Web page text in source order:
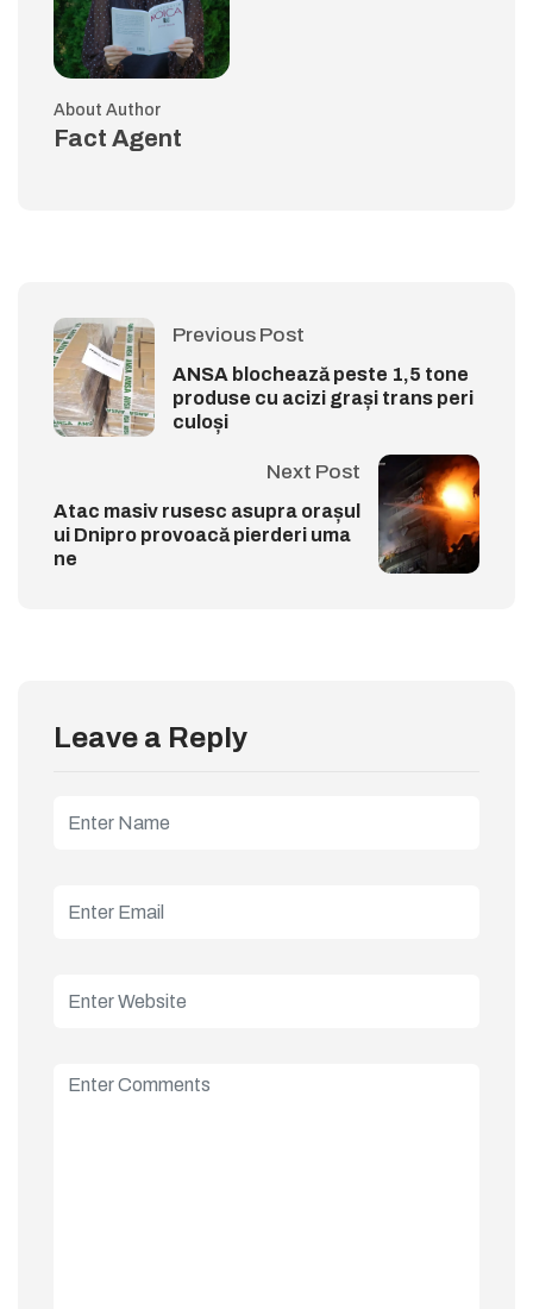
About Author
Fact Agent
Previous Post
ANSA blochează peste 1,5 tone
produse cu acizi grași trans peri
culoși
Next Post
Atac masiv rusesc asupra orașul
ui Dnipro provoacă pierderi uma
ne
Leave a Reply